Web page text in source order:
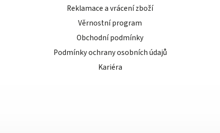
Reklamace a vrácení zboží
Věrnostní program
Obchodní podmínky
Podmínky ochrany osobních údajů
Kariéra